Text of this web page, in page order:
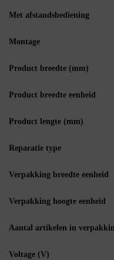
Met afstandsbediening
Montage
Product breedte (mm)
Product breedte eenheid
Product lengte (mm)
Reparatie type
Verpakking breedte eenheid
Verpakking hoogte eenheid
Aantal artikelen in
Voltage (V)